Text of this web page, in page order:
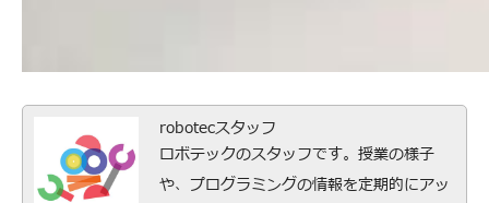
robotecスタッフ
ロボテックのスタッフです。授業の様子
や、プログラミングの情報を定期的にアッ